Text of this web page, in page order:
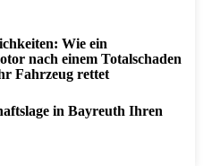
Wie ein
nach einem Totalschaden
Fahrzeug rettet
in Bayreuth Ihren